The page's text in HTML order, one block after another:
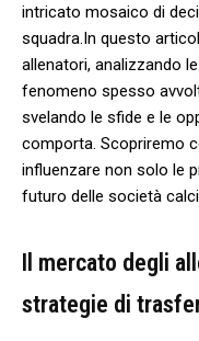
intricato mosaico di
squadra.In⁤ questo
⁤allenatori, analizzando
fenomeno spesso​
svelando ​le sfide ‍e le
comporta.‍ Scopriremo
influenzare non solo‌ le‍
futuro delle società
Il mercato degli
strategie di